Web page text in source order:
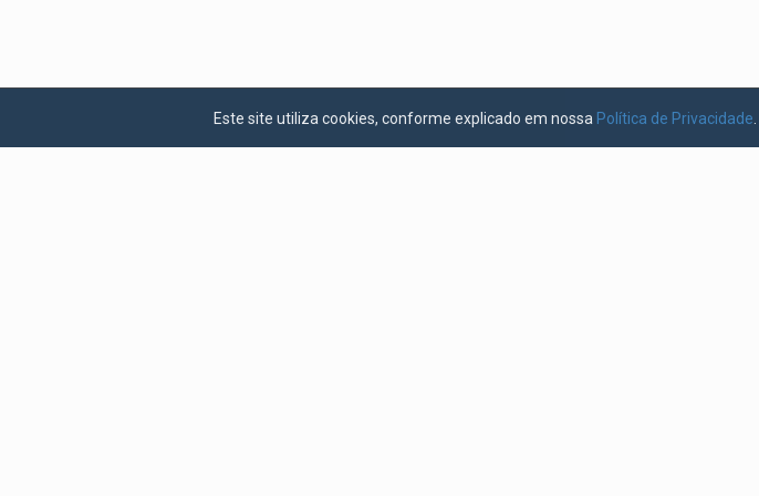
Este site utiliza cookies, conforme explicado em nossa Política de Privacidade